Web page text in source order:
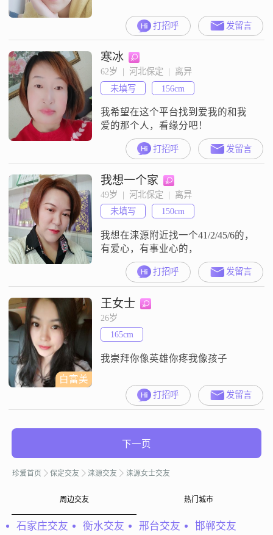
打招呼 发留言
寒冰
62岁  |  河北保定  |  离异
未填写
156cm
我希望在这个平台找到爱我的和我
爱的那个人，看缘分吧！
打招呼 发留言
我想一个家
49岁  |  河北保定  |  离异
未填写
150cm
我想在涞源附近找一个41/2/45/6的，
有爱心，有事业心的，
打招呼 发留言
白富美
王女士
26岁
165cm
我崇拜你像英雄你疼我像孩子
打招呼 发留言
下一页
珍爱首页 保定交友 涞源交友 涞源女士交友
周边交友 热门城市
石家庄交友 衡水交友 邢台交友 邯郸交友